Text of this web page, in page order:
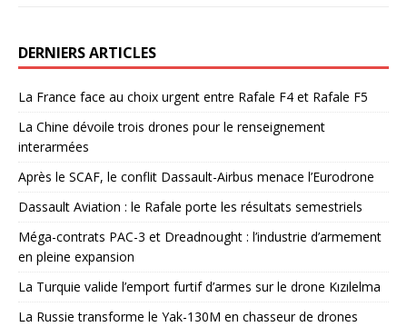
DERNIERS ARTICLES
La France face au choix urgent entre Rafale F4 et Rafale F5
La Chine dévoile trois drones pour le renseignement
interarmées
Après le SCAF, le conflit Dassault-Airbus menace l’Eurodrone
Dassault Aviation : le Rafale porte les résultats semestriels
Méga-contrats PAC-3 et Dreadnought : l’industrie d’armement
en pleine expansion
La Turquie valide l’emport furtif d’armes sur le drone Kızılelma
La Russie transforme le Yak-130M en chasseur de drones